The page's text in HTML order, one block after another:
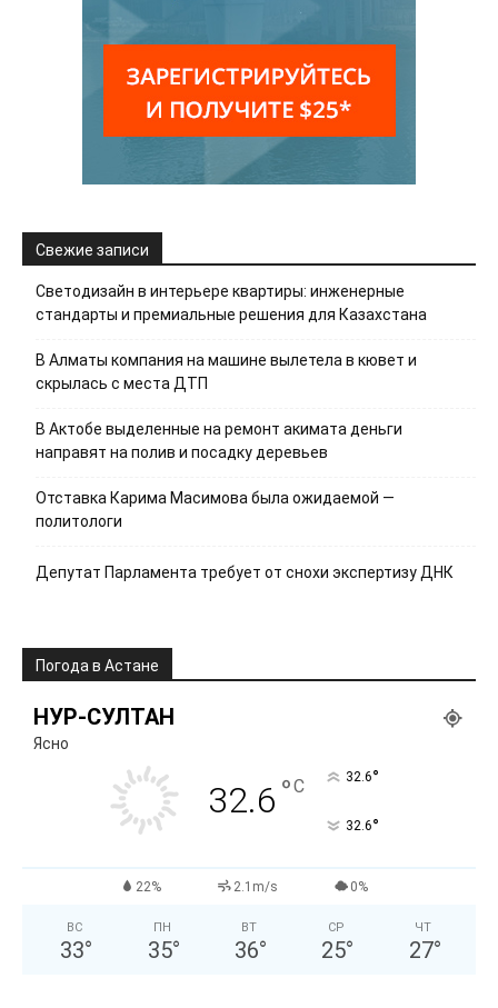
Свежие записи
Светодизайн в интерьере квартиры: инженерные
стандарты и премиальные решения для Казахстана
В Алматы компания на машине вылетела в кювет и
скрылась с места ДТП
В Актобе выделенные на ремонт акимата деньги
направят на полив и посадку деревьев
Отставка Карима Масимова была ожидаемой —
политологи
Депутат Парламента требует от снохи экспертизу ДНК
Погода в Астане
НУР-СУЛТАН
Ясно
32.6 °C 32.6°
32.6°
22% 2.1m/s 0%
ВС
33°
ПН
35°
ВТ
36°
СР
25°
ЧТ
27°